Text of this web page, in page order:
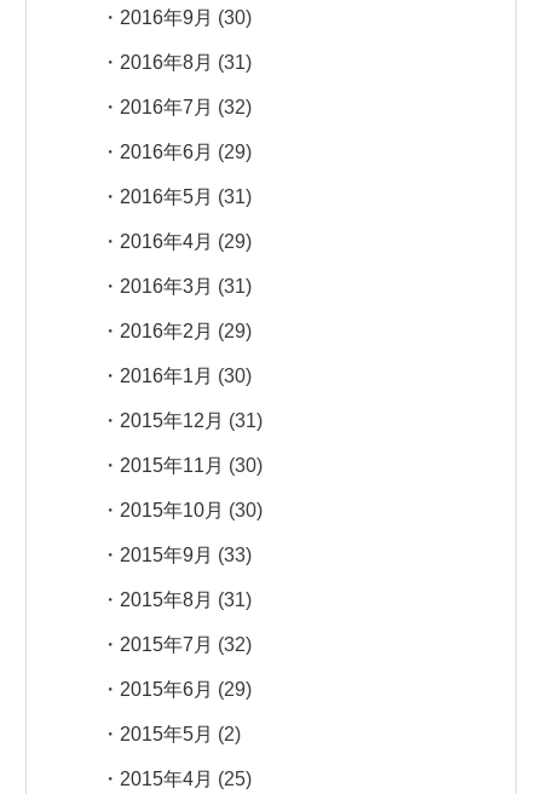
2016年9月 (30)
2016年8月 (31)
2016年7月 (32)
2016年6月 (29)
2016年5月 (31)
2016年4月 (29)
2016年3月 (31)
2016年2月 (29)
2016年1月 (30)
2015年12月 (31)
2015年11月 (30)
2015年10月 (30)
2015年9月 (33)
2015年8月 (31)
2015年7月 (32)
2015年6月 (29)
2015年5月 (2)
2015年4月 (25)